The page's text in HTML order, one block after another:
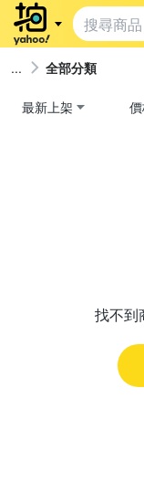
全部分類
最新上架
找不到